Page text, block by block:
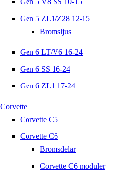
Gen 5 V8 SS 10-15
Gen 5 ZL1/Z28 12-15
Bromsljus
Gen 6 LT/V6 16-24
Gen 6 SS 16-24
Gen 6 ZL1 17-24
Corvette
Corvette C5
Corvette C6
Bromsdelar
Corvette C6 moduler